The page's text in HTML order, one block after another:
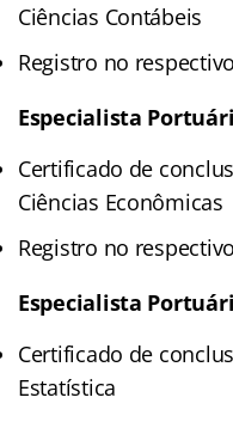
Ciências Contábeis
Registro no
Especialista
Certificado de
Ciências Econômicas
Registro no
Especialista
Certificado de
Estatística